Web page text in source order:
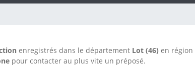
enregistrés dans le département Lot (46) en région
pour contacter au plus vite un préposé.